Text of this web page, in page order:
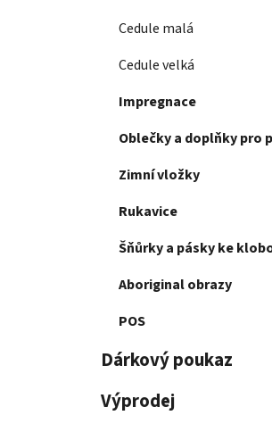
Cedule malá
Cedule velká
Impregnace
Oblečky a doplňky pro
Zimní vložky
Rukavice
Šňůrky a pásky ke
Aboriginal obrazy
POS
Dárkový poukaz
Výprodej